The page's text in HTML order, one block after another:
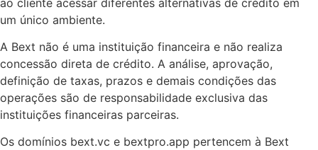
um único ambiente.
A Bext não é uma instituição financeira e não realiza
concessão direta de crédito. A análise, aprovação,
definição de taxas, prazos e demais condições das
operações são de responsabilidade exclusiva das
instituições financeiras parceiras.
Os domínios bext.vc e bextpro.app pertencem à Bext